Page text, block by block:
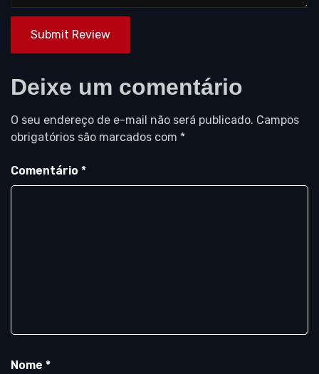
Submit Review
Deixe um comentário
O seu endereço de e-mail não será publicado. Campos
obrigatórios são marcados com *
Comentário *
Nome *